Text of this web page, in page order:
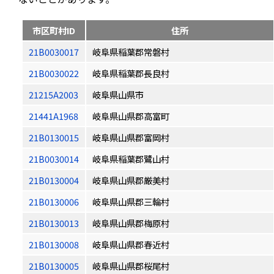
市区町村ID
住所
21B0030017
岐阜県稲葉郡常磐村
21B0030022
岐阜県稲葉郡長良村
21215A2003
岐阜県山県市
21441A1968
岐阜県山県郡高富町
21B0130015
岐阜県山県郡富岡村
21B0030014
岐阜県稲葉郡鷺山村
21B0130004
岐阜県山県郡厳美村
21B0130006
岐阜県山県郡三輪村
21B0130013
岐阜県山県郡梅原村
21B0130008
岐阜県山県郡春近村
21B0130005
岐阜県山県郡桜尾村